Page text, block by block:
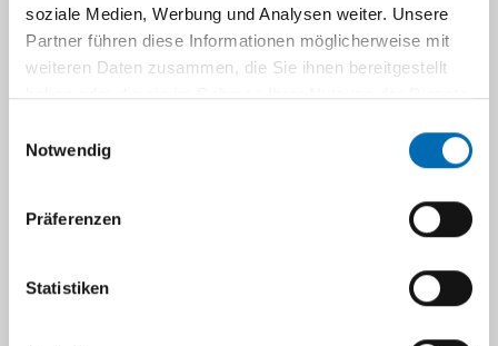
soziale Medien, Werbung und Analysen weiter. Unsere
Partner führen diese Informationen möglicherweise mit
weiteren Daten zusammen, die Sie ihnen bereitgestellt
haben oder die sie im Rahmen Ihrer Nutzung der Dienste
Notwendig
Präferenzen
Statistiken
Pädiatrische Intensivmedizin